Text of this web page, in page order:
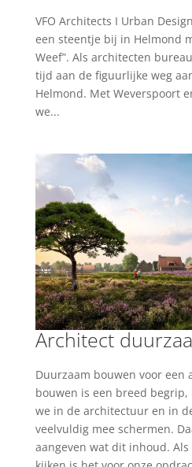
VFO Architects I Urban
een steentje bij in Helmond
Weef”. Als architecten
tijd aan de figuurlijke weg
Helmond. Met Weverspoort
we...
Architect
Duurzaam bouwen voor een
bouwen is een breed
we in de architectuur en in
veelvuldig mee schermen.
aangeven wat dit inhoud.